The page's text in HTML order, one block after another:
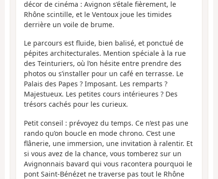
décor de cinéma : Avignon s’étale fièrement, le
Rhône scintille, et le Ventoux joue les timides
derrière un voile de brume.
Le parcours est fluide, bien balisé, et ponctué de
pépites architecturales. Mention spéciale à la rue
des Teinturiers, où l’on hésite entre prendre des
photos ou s’installer pour un café en terrasse. Le
Palais des Papes ? Imposant. Les remparts ?
Majestueux. Les petites cours intérieures ? Des
trésors cachés pour les curieux.
Petit conseil : prévoyez du temps. Ce n’est pas une
rando qu’on boucle en mode chrono. C’est une
flânerie, une immersion, une invitation à ralentir. Et
si vous avez de la chance, vous tomberez sur un
Avignonnais bavard qui vous racontera pourquoi le
pont Saint-Bénézet ne traverse pas tout le Rhône